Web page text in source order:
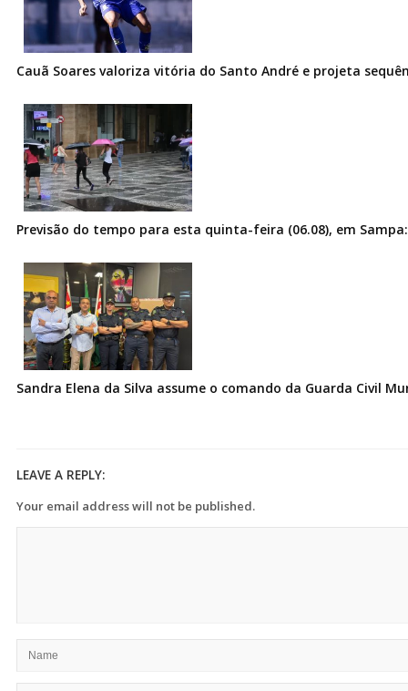
Cauã Soares valoriza vitória do Santo André e projeta
Previsão do tempo para esta quinta-feira (06.08), em
Sandra Elena da Silva assume o comando da Guarda Civil
LEAVE A REPLY:
Your email address will not be published.